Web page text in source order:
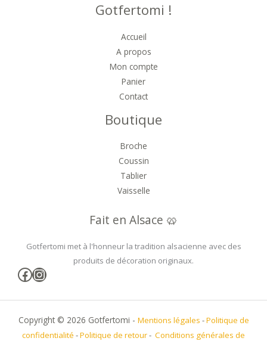
Gotfertomi !
Accueil
A propos
Mon compte
Panier
Contact
Boutique
Broche
Coussin
Tablier
Vaisselle
Fait en Alsace 🥨
Gotfertomi met à l'honneur la tradition alsacienne avec des
produits de décoration originaux.
Facebook
Instagram
Copyright © 2026 Gotfertomi - Mentions légales -Politique de
confidentialité -Politique de retour- Conditions générales de